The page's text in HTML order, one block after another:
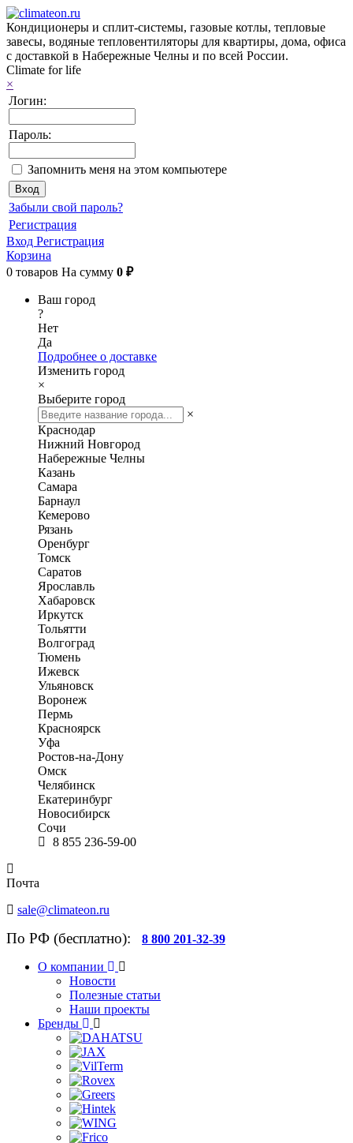
Кондиционеры и сплит-системы, газовые котлы, тепловые
завесы, водяные тепловентиляторы для квартиры, дома, офиса
с доставкой в Набережные Челны и по всей России.
Climate for life
×
Логин:
Пароль:
Запомнить меня на этом компьютере
Забыли свой пароль?
Регистрация
Вход Регистрация
Корзина
0 товаров На сумму 0 ₽
Ваш город
?
Нет
Да
Подробнее о доставке
Изменить город
×
Выберите город
×
Краснодар
Нижний Новгород
Набережные Челны
Казань
Самара
Барнаул
Кемерово
Рязань
Оренбург
Томск
Саратов
Ярославль
Хабаровск
Иркутск
Тольятти
Волгоград
Тюмень
Ижевск
Ульяновск
Воронеж
Пермь
Красноярск
Уфа
Ростов-на-Дону
Омск
Челябинск
Екатеринбург
Новосибирск
Сочи
8 855 236-59-00
Почта
sale@climateon.ru
По РФ (бесплатно): 8 800 201-32-39
О компании
Новости
Полезные статьи
Наши проекты
Бренды